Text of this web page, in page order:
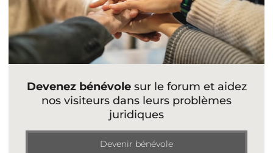
Devenez bénévolesur le forum et aidez
nos visiteurs dans leurs problèmes
juridiques
Devenir bénévole